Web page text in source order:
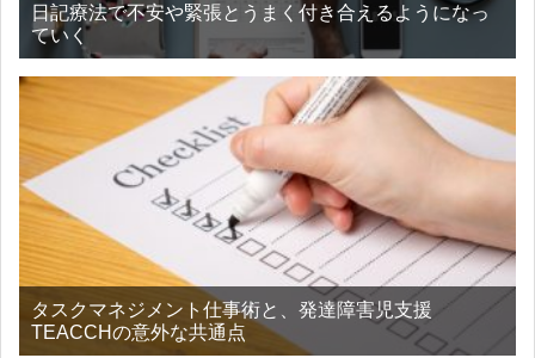
日記療法で不安や緊張とうまく付き合えるようになっ
ていく
タスクマネジメント仕事術と、発達障害児支援
TEACCHの意外な共通点